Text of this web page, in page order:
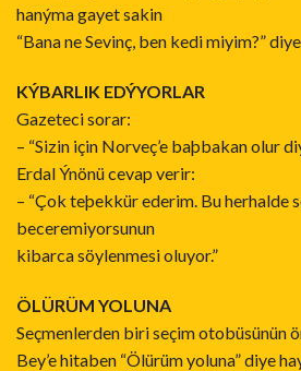
hanýma gayet sakin
“Bana ne Sevinç, ben kedi miyim?”
KÝBARLIK EDÝYORLAR
Gazeteci sorar:
– “Sizin için Norveç’e baþbakan olur
Erdal Ýnönü cevap verir:
– “Çok teþekkür ederim. Bu herhalde
beceremiyorsunun
kibarca söylenmesi oluyor.”
ÖLÜRÜM YOLUNA
Seçmenlerden biri seçim otobüsünün
Bey’e hitaben “Ölürüm yoluna” diye